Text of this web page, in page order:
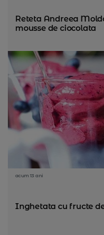
Reteta Andreea
mousse de ciocolata
acum 13 ani
Inghetata cu fructe